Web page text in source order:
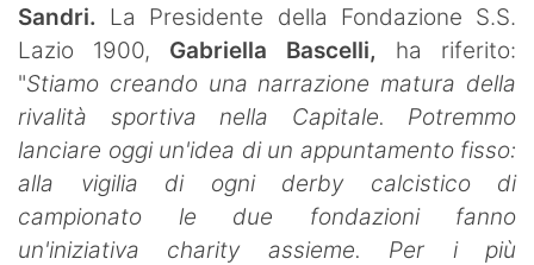
Sandri. La Presidente della Fondazione S.S.
Lazio 1900, Gabriella Bascelli, ha riferito:
"Stiamo creando una narrazione matura della
rivalità sportiva nella Capitale. Potremmo
lanciare oggi un'idea di un appuntamento fisso:
alla vigilia di ogni derby calcistico di
campionato le due fondazioni fanno
un'iniziativa charity assieme. Per i più